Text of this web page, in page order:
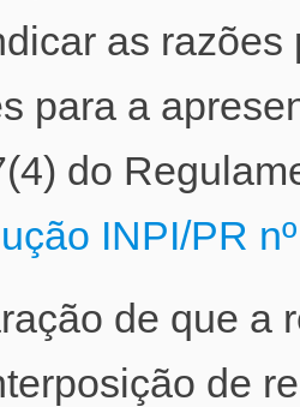
as
para a
do
INPI/PR
de que a
de